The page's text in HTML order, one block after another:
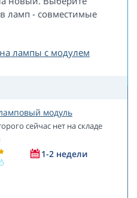
ламп - совместимые
лампы с модулем
модуль
сейчас нет на складе
1-2 недели